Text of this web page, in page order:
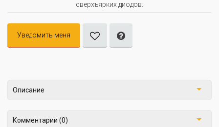
сверхъярких диодов.
Уведомить меня
Описание
Комментарии (0)